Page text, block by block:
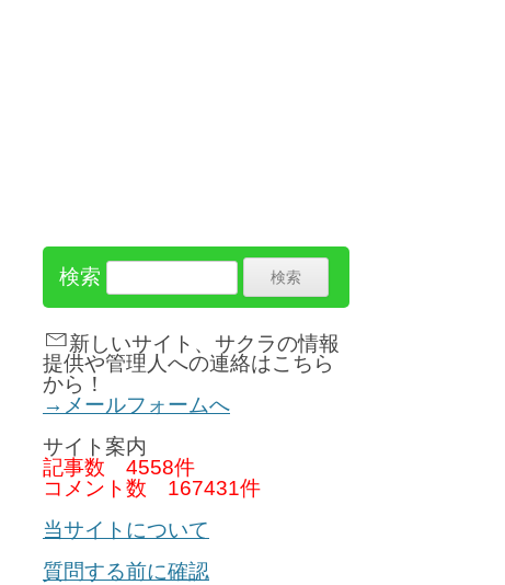
検索
新しいサイト、サクラの情報
提供や管理人への連絡はこちら
から！
→メールフォームへ
サイト案内
記事数 4558件
コメント数 167431件
当サイトについて
質問する前に確認